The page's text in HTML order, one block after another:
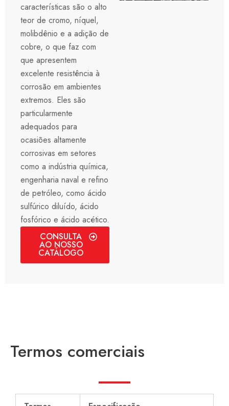
características são o alto
teor de cromo, níquel,
molibdênio e a adição de
cobre, o que faz com
que apresentem
excelente resistência à
corrosão em ambientes
extremos. Eles são
particularmente
adequados para
ocasiões altamente
corrosivas em setores
como a indústria química,
engenharia naval e refino
de petróleo, como ácido
sulfúrico diluído, ácido
fosfórico e ácido acético.
CONSULTA
AO NOSSO
CATÁLOGO
Termos comerciais